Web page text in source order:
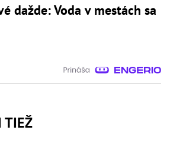
dažde: Voda v mestách sa
TIEŽ